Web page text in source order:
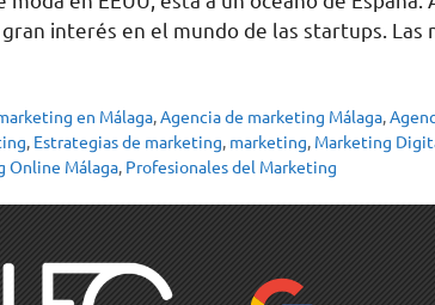
interés en el mundo de las startups.
en Málaga,Agencia de marketing Málaga,
, Estrategias de marketing, marketing, Marketing
Online Málaga, Profesionales del Marketing